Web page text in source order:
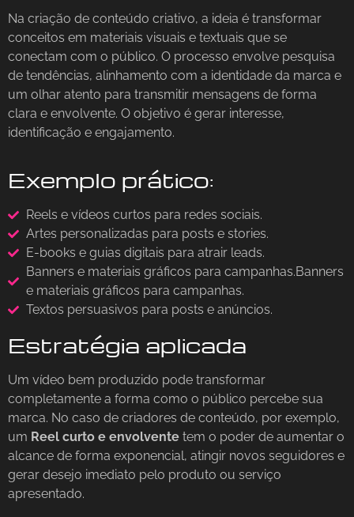
Na criação de conteúdo criativo, a ideia é transformar
conceitos em materiais visuais e textuais que se
conectam com o público. O processo envolve pesquisa
de tendências, alinhamento com a identidade da marca e
um olhar atento para transmitir mensagens de forma
clara e envolvente. O objetivo é gerar interesse,
identificação e engajamento.
Exemplo prático:
Reels e vídeos curtos para redes sociais.
Artes personalizadas para posts e stories.
E-books e guias digitais para atrair leads.
Banners e materiais gráficos para campanhas.Banners
e materiais gráficos para campanhas.
Textos persuasivos para posts e anúncios.
Estratégia aplicada
Um vídeo bem produzido pode transformar
completamente a forma como o público percebe sua
marca. No caso de criadores de conteúdo, por exemplo,
um Reel curto e envolvente tem o poder de aumentar o
alcance de forma exponencial, atingir novos seguidores e
gerar desejo imediato pelo produto ou serviço
apresentado.